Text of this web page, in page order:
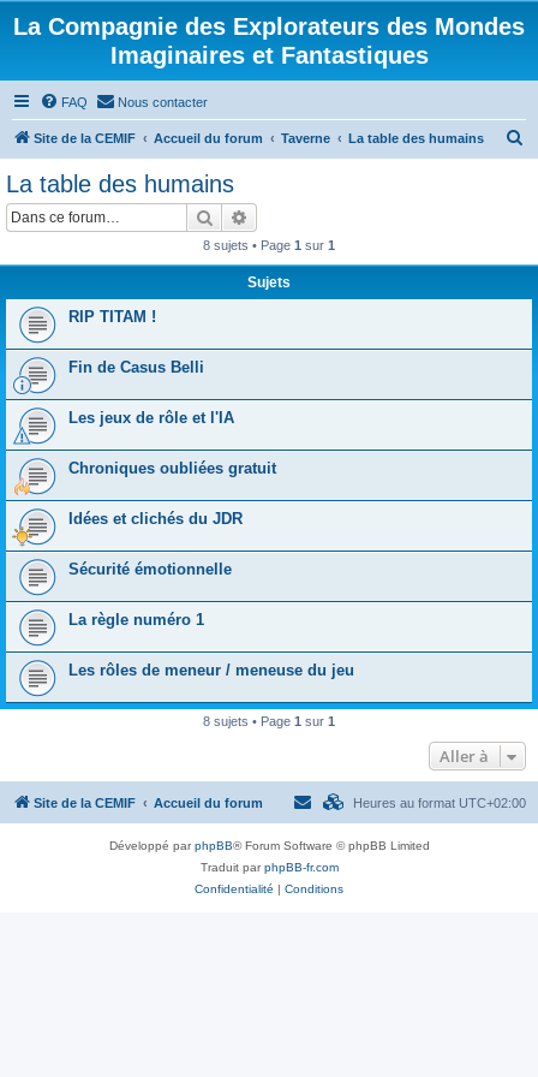
La Compagnie des Explorateurs des Mondes
Imaginaires et Fantastiques
FAQ Nous contacter
Site de la CEMIF Accueil du forum Taverne La table des humains
r
La table des humains
Rechercher
8 sujets • Page 1 sur 1
Sujets
RIP TITAM !
Fin de Casus Belli
Les jeux de rôle et l'IA
Chroniques oubliées gratuit
Idées et clichés du JDR
Sécurité émotionnelle
La règle numéro 1
Les rôles de meneur / meneuse du jeu
8 sujets • Page 1 sur 1
Aller à
Site de la CEMIF Accueil du forum Heures au format UTC+02:00
Développé parphpBB® Forum Software © phpBB Limited
Traduit parphpBB-fr.com
Confidentialité | Conditions